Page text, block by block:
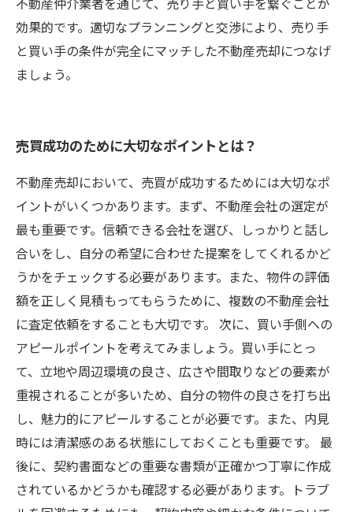
効果的です。適切なプランニングと交渉により、売り手
と買い手の条件が完全にマッチした不動産売却につなげ
ましょう。
売買成功のために大切なポイントとは？
不動産売却において、売買が成功するためには大切なポ
イントがいくつかあります。まず、不動産会社の選定が
最も重要です。信頼できる会社を選び、しっかりと話し
合いをし、自分の希望に合わせた提案をしてくれるかど
うかをチェックする必要があります。また、物件の評価
額を正しく見積もってもらうために、複数の不動産会社
に査定依頼をすることも大切です。 次に、買い手側への
アピールポイントを考えてみましょう。買い手にとっ
て、立地や周辺環境の良さ、広さや間取りなどの要素が
重視されることが多いため、自分の物件の良さを打ち出
し、魅力的にアピールすることが必要です。また、内見
時には清潔感のある状態にしておくことも重要です。 最
後に、契約書面などの重要な書類が正確かつ丁寧に作成
されているかどうかも確認する必要があります。トラブ